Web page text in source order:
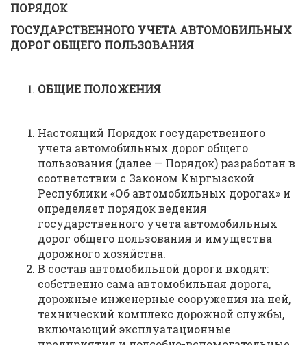
ПОРЯДОК
ГОСУДАРСТВЕННОГО УЧЕТА АВТОМОБИЛЬНЫХ
ДОРОГ ОБЩЕГО ПОЛЬЗОВАНИЯ
ОБЩИЕ ПОЛОЖЕНИЯ
Настоящий Порядок государственного
учета автомобильных дорог общего
пользования (далее — Порядок) разработан в
соответствии с Законом Кыргызской
Республики «Об автомобильных дорогах» и
определяет порядок ведения
государственного учета автомобильных
дорог общего пользования и имущества
дорожного хозяйства.
В состав автомобильной дороги входят:
собственно сама автомобильная дорога,
дорожные инженерные сооружения на ней,
технический комплекс дорожной службы,
включающий эксплуатационные